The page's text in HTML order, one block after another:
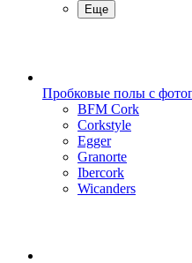
Еще
Пробковые полы с
BFM Cork
Corkstyle
Egger
Granorte
Ibercork
Wicanders